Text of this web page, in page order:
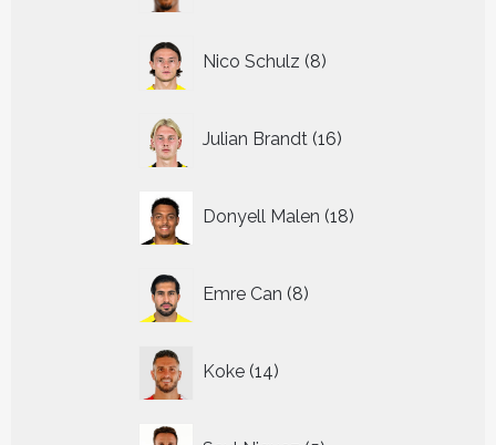
Nico Schulz 8
producten
Julian Brandt 16
producten
Donyell Malen 18
producten
Emre Can 8
producten
Koke 14
producten